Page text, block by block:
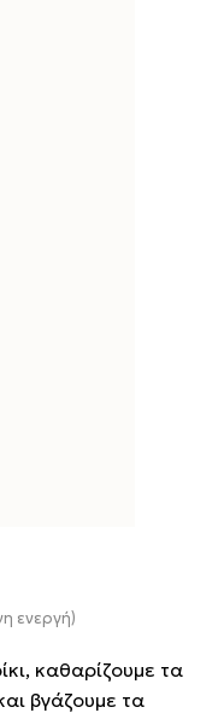
ενεργή)
καθαρίζουμε τα
βγάζουμε τα